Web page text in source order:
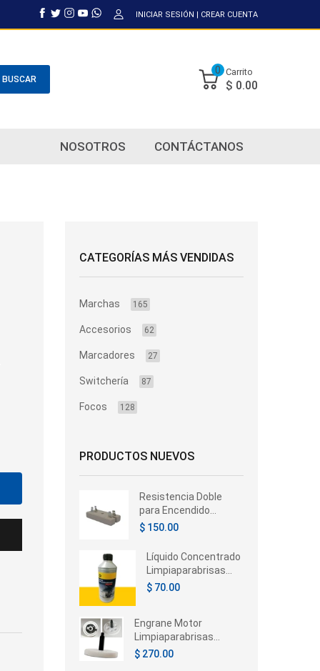
INICIAR SESIÓN | CREAR CUENTA
BUSCAR
0 Carrito
$ 0.00
NOSOTROS CONTÁCTANOS
CATEGORÍAS MÁS VENDIDAS
Marchas 165
Accesorios 62
Marcadores 27
Switchería 87
Focos 128
PRODUCTOS NUEVOS
Resistencia Doble
para Encendido
Electrónico 4
Automotive
$ 150.00
Líquido Concentrado
Limpiaparabrisas
Hella 350ml –
$ 70.00
Engrane Motor
Limpiaparabrisas
Chrysler Voyager /
$ 270.00